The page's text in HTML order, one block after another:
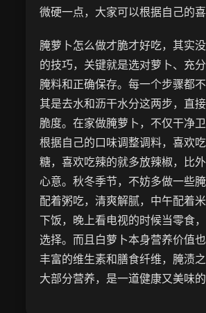
微硬一点，大家可以根据自己的喜
腌萝卜怎么做才脆才好吃，其实
的技巧，关键就是选对萝卜、充
腌料和正确保存。每一个步骤都
其是去水和沥干水分这两步，直
脆度。在家做腌萝卜，不仅干净
根据自己的口味调整调料，喜欢
糖，喜欢吃辣的就多放辣椒，比
心意。秋冬季节，不妨多做一些
配着粥吃，清爽解腻，中午配着
下饭，晚上看电视的时候当零食
选择。而且白萝卜本身营养价值
丰富的维生素和膳食纤维，腌渍
大部分营养，是一道健康又美味的